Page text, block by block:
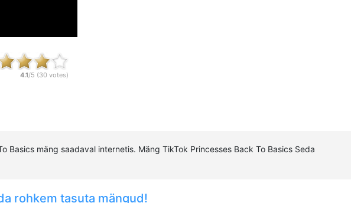
4.1/5 (30 votes)
Basics mäng saadaval internetis. Mäng TikTok Princesses Back To Basics Seda
rohkem tasuta mängud!